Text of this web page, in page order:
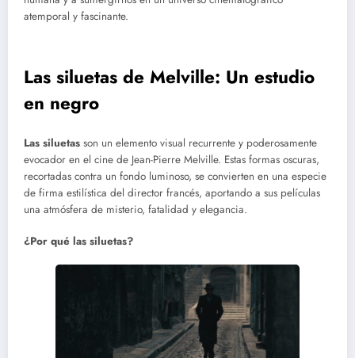
atemporal y fascinante.
Las siluetas de Melville: Un estudio
en negro
Las siluetas son un elemento visual recurrente y poderosamente
evocador en el cine de Jean-Pierre Melville. Estas formas oscuras,
recortadas contra un fondo luminoso, se convierten en una especie
de firma estilística del director francés, aportando a sus películas
una atmósfera de misterio, fatalidad y elegancia.
¿Por qué las siluetas?